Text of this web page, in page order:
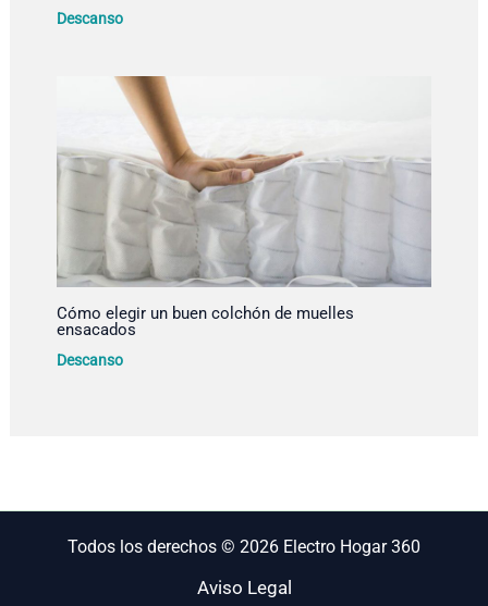
Descanso
Cómo elegir un buen colchón de muelles
ensacados
Descanso
Todos los derechos © 2026 Electro Hogar 360
Aviso Legal